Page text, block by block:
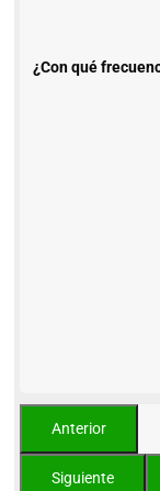
¿Con qué